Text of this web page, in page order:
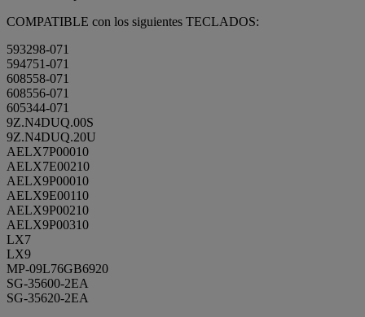
COMPATIBLE con los siguientes TECLADOS:
593298-071
594751-071
608558-071
608556-071
605344-071
9Z.N4DUQ.00S
9Z.N4DUQ.20U
AELX7P00010
AELX7E00210
AELX9P00010
AELX9E00110
AELX9P00210
AELX9P00310
LX7
LX9
MP-09L76GB6920
SG-35600-2EA
SG-35620-2EA